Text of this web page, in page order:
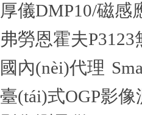
厚儀DMP10/磁感
弗勞恩霍夫
國內(nèi)代理
臺(tái)式OGP影像